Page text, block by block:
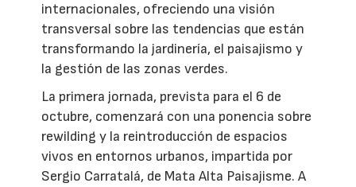
internacionales, ofreciendo una visión
transversal sobre las tendencias que están
transformando la jardinería, el paisajismo y
la gestión de las zonas verdes.
La primera jornada, prevista para el 6 de
octubre, comenzará con una ponencia sobre
rewilding y la reintroducción de espacios
vivos en entornos urbanos, impartida por
Sergio Carratalá, de Mata Alta Paisajisme. A